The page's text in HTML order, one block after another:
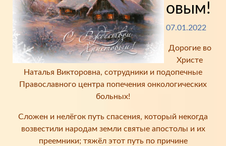
овым!
07.01.2022
Дорогие во
Христе
Наталья Викторовна, сотрудники и подопечные
Православного центра попечения онкологических
больных!
Сложен и нелёгок путь спасения, который некогда
возвестили народам земли святые апостолы и их
преемники; тяжёл этот путь по причине